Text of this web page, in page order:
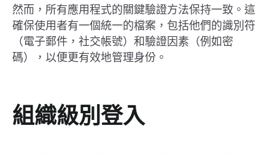
然而，所有應用程式的關鍵驗證方法保持一致。這
確保使用者有一個統一的檔案，包括他們的識別符
（電子郵件，社交帳號）和驗證因素（例如密
碼），以便更有效地管理身份。
組織級別登入